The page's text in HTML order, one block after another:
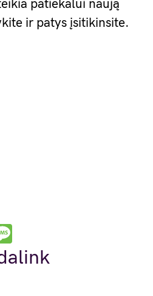
patiekalui naują
ir patys įsitikinsite.